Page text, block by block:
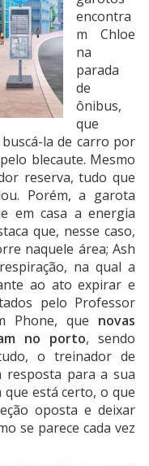
encontra
m Chloe
na
parada
de
ônibus,
que
la de carro por
blecaute. Mesmo
reserva, tudo que
Porém, a garota
em casa a energia
que, nesse caso,
naquele área; Ash
na qual a
ao ato expirar e
pelo Professor
Phone, que novas
no porto, sendo
o treinador de
resposta para a sua
está certo, o que
oposta e deixar
se parece cada vez